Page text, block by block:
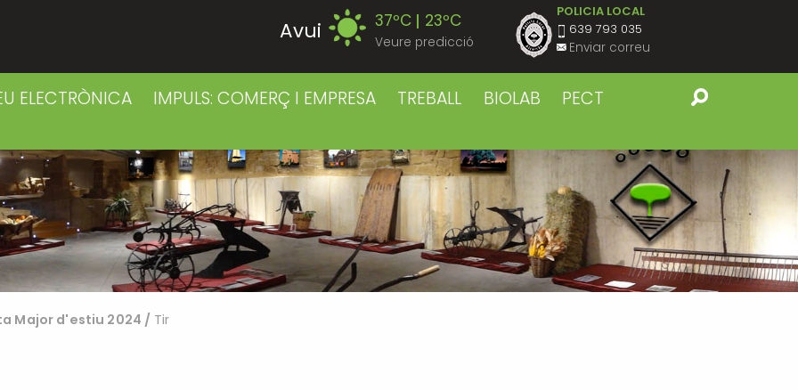
Avui 37ºC 23ºC
Veure predicció
Divendres 39ºC 23ºC
Diumenge 38ºC 23ºC
Dilluns 39ºC 23ºC
Dimarts 39ºC 22ºC
POLICIA LOCAL
639 793 035
Enviar correu
ELECTRÒNICA IMPULS: COMERÇ I EMPRESA TREBALL BIOLAB
PECT
Major d'estiu 2024 / Tir